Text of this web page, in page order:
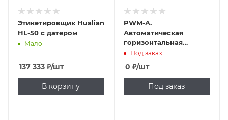
Этикетировщик Hualian
HL-50 с датером
Мало
137 333 ₽/шт
В корзину
PWM-A.
Автоматическая
горизонтальная
этикетировочная
машина для флаконов
Под заказ
0 ₽/шт
Под заказ